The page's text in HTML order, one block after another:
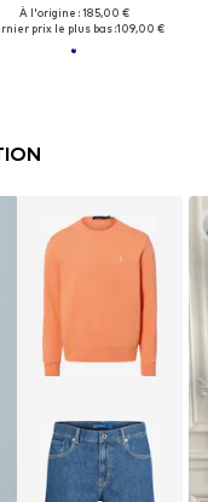
À l'origine : 185,00 €
prix le plus bas :109,00 €